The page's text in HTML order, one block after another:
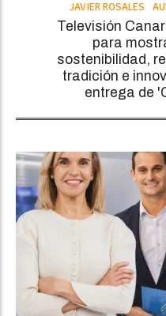
JAVIER ROSALES
Televisión
para
sostenibilidad,
tradición e
entrega de